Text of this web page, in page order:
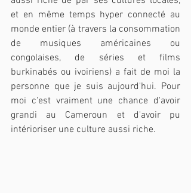
et en même temps hyper connecté au
monde entier (à travers la consommation
de musiques américaines ou
congolaises, de séries et films
burkinabés ou ivoiriens) a fait de moi la
personne que je suis aujourd'hui. Pour
moi c'est vraiment une chance d'avoir
grandi au Cameroun et d'avoir pu
intérioriser une culture aussi riche.